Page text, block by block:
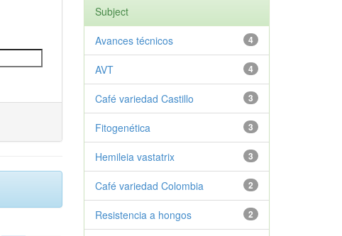
Subject
4
Avances técnicos
4
AVT
3
Café variedad Castillo
3
Fitogenética
3
Hemileia vastatrix
2
Café variedad Colombia
2
Resistencia a hongos